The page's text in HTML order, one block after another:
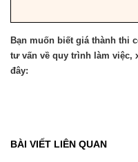
Bạn muốn biết giá thành thi
tư vấn về quy trình làm việc,
đây:
BÀI VIẾT LIÊN QUAN